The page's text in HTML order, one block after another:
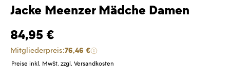
Jacke Meenzer Mädche Damen
84,95 €
Mitgliederpreis:76,46 €
Preise inkl. MwSt. zzgl. Versandkosten